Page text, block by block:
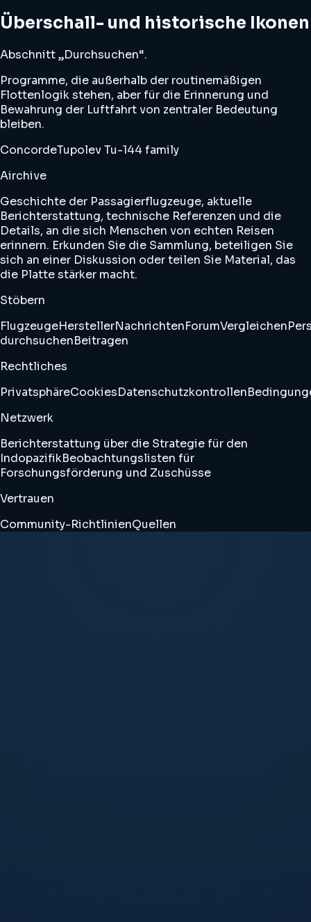
Überschall- und historische Ikonen
Abschnitt „Durchsuchen“.
Programme, die außerhalb der routinemäßigen
Flottenlogik stehen, aber für die Erinnerung und
Bewahrung der Luftfahrt von zentraler Bedeutung
bleiben.
ConcordeTupolev Tu-144 family
Airchive
Geschichte der Passagierflugzeuge, aktuelle
Berichterstattung, technische Referenzen und die
Details, an die sich Menschen von echten Reisen
erinnern. Erkunden Sie die Sammlung, beteiligen Sie
sich an einer Diskussion oder teilen Sie Material, das
die Platte stärker macht.
Stöbern
FlugzeugeHerstellerNachrichtenForumVergleichen
durchsuchenBeitragen
Rechtliches
PrivatsphäreCookiesDatenschutzkontrollen
Netzwerk
Berichterstattung über die Strategie für den
IndopazifikBeobachtungslisten für
Forschungsförderung und Zuschüsse
Vertrauen
Community-RichtlinienQuellen